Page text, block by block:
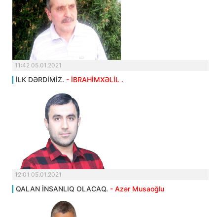
11:42 05.01.2021
İLK DƏRDİMİZ. - İBRAHİMXƏLİL .
12:01 05.01.2021
QALAN İNSANLIQ OLACAQ. - Azər Musaoğlu